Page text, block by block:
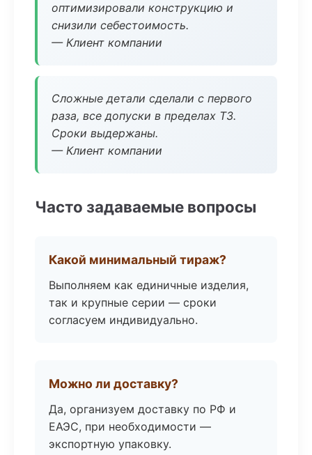
оптимизировали конструкцию и
снизили себестоимость.
— Клиент компании
Сложные детали сделали с первого
раза, все допуски в пределах ТЗ.
Сроки выдержаны.
— Клиент компании
Часто задаваемые вопросы
Какой минимальный тираж?
Выполняем как единичные изделия,
так и крупные серии — сроки
согласуем индивидуально.
Можно ли доставку?
Да, организуем доставку по РФ и
ЕАЭС, при необходимости —
экспортную упаковку.